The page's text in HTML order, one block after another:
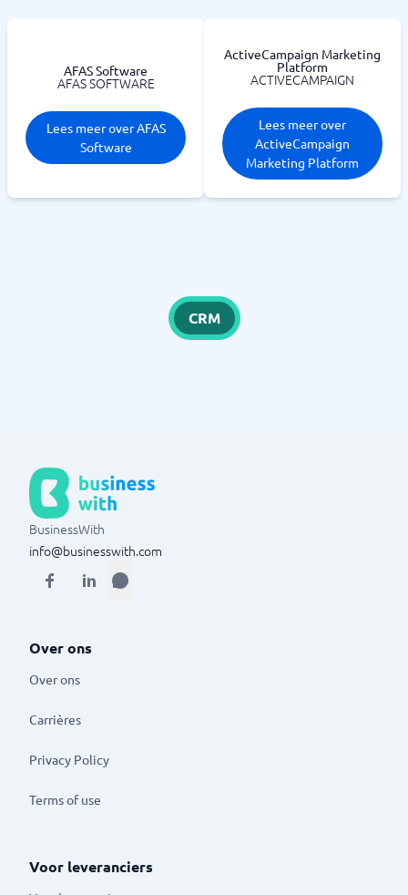
AFAS Software
AFAS SOFTWARE
Lees meer over AFAS
Software
ActiveCampaign Marketing
Platform
ACTIVECAMPAIGN
Lees meer over
ActiveCampaign
Marketing Platform
CRM
BusinessWith
info@businesswith.com
Over ons
Over ons
Carrières
Privacy Policy
Terms of use
Voor leveranciers